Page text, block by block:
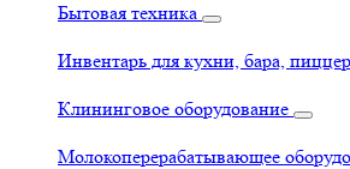
Бытовая техника
Инвентарь для кухни, бара,
Клининговое оборудование
Молокоперерабатывающее